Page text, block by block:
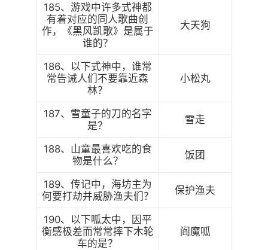
185、游戏中许多式神都
有着对应的同人歌曲创
作，《黑风凯歌》是属于
谁的？
大天狗
186、以下式神中，谁常
常告诫人们不要靠近森
林？
小松丸
187、雪童子的刀的名字
是？
雪走
188、山童最喜欢吃的食
物是什么？
饭团
189、传记中，海坊主为
何要打劫并威胁渔夫们？
保护渔夫
190、以下呱太中，因平
衡感极差而常常摔下木轮
车的是？
阎魔呱